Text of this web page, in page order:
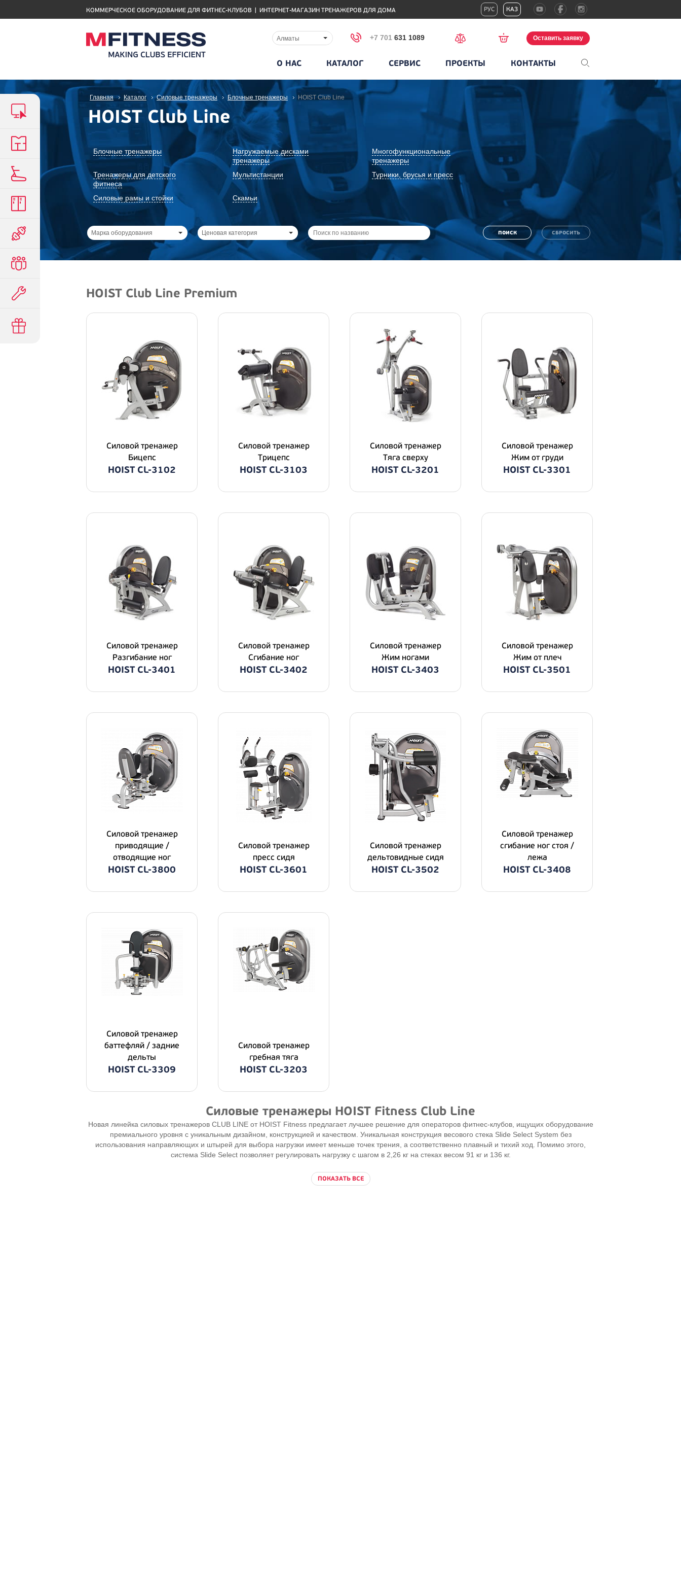
КОММЕРЧЕСКОЕ ОБОРУДОВАНИЕ ДЛЯ ФИТНЕС-КЛУБОВ ИНТЕРНЕТ-МАГАЗИН ТРЕНАЖЕРОВ ДЛЯ ДОМА РУС КАЗ
Алматы +7 701 631 1089 Оставить заявку
О НАС КАТАЛОГ СЕРВИС ПРОЕКТЫ КОНТАКТЫ
Главная Каталог Силовые тренажеры Блочные тренажеры HOIST Club Line
HOIST Club Line
Блочные тренажеры
Нагружаемые дисками
тренажеры
Многофункциональные
тренажеры
Тренажеры для детского
фитнеса
Мультистанции Турники, брусья и пресс
Силовые рамы и стойки Скамьи
Марка оборудования Ценовая категория
HOIST Club Line Premium
Силовой тренажер
Бицепс
HOIST CL-3102
Силовой тренажер
Трицепс
HOIST CL-3103
Силовой тренажер
Тяга сверху
HOIST CL-3201
Силовой тренажер
Жим от груди
HOIST CL-3301
Силовой тренажер
Разгибание ног
HOIST CL-3401
Силовой тренажер
Сгибание ног
HOIST CL-3402
Силовой тренажер
Жим ногами
HOIST CL-3403
Силовой тренажер
Жим от плеч
HOIST CL-3501
Силовой тренажер
приводящие /
отводящие ног
HOIST CL-3800
Силовой тренажер
пресс сидя
HOIST CL-3601
Силовой тренажер
дельтовидные сидя
HOIST CL-3502
Силовой тренажер
сгибание ног стоя /
лежа
HOIST CL-3408
Силовой тренажер
баттефляй / задние
дельты
HOIST CL-3309
Силовой тренажер
гребная тяга
HOIST CL-3203
Силовые тренажеры HOIST Fitness Club Line
Новая линейка силовых тренажеров CLUB LINE от HOIST Fitness предлагает лучшее решение для операторов фитнес-клубов, ищущих оборудование
премиального уровня с уникальным дизайном, конструкцией и качеством. Уникальная конструкция весового стека Slide Select System без
использования направляющих и штырей для выбора нагрузки имеет меньше точек трения, а соответственно плавный и тихий ход. Помимо этого,
система Slide Select позволяет регулировать нагрузку с шагом в 2,26 кг на стеках весом 91 кг и 136 кг.
ПОКАЗАТЬ ВСЕ